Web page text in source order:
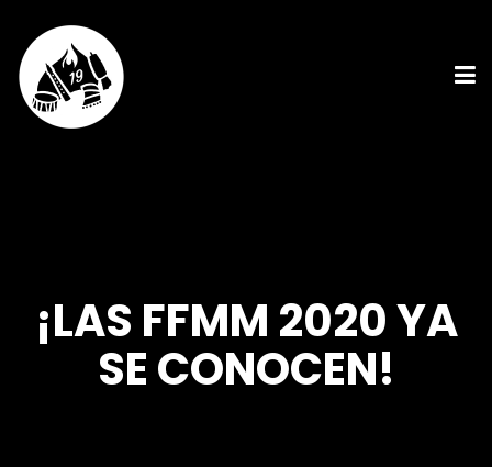
¡LAS FFMM 2020 YA
SE CONOCEN!